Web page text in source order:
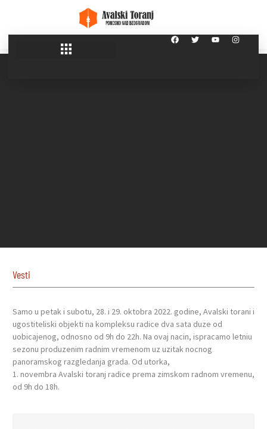
Vesti
Samo u petak i subotu, 28. i 29. oktobra 2022. godine, Avalski torani i
ugostiteliski objekti na kompleksu radice dva sata duze od
uobicajenog, odnosno od 9h do 22h. Na ovaj nacin, ispracamo letniu
sezonu produzenim radnim vremenom uz uzitak nocnog
panoramskog razgledanja grada. Od utorka,
1. novembra Avalski toranj radice prema zimskom radnom vremenu,
od 9h do 18h.